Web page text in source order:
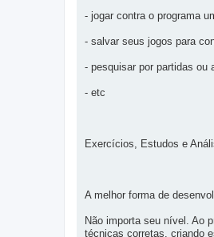
- jogar contra o programa
- salvar seus jogos para
- pesquisar por partidas ou
- etc
Exercícios, Estudos e
A melhor forma de
Não importa seu nível. Ao
técnicas corretas, criando